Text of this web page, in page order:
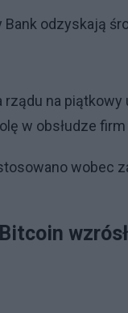
odzyskają
na piątkowy
w obsłudze
wobec